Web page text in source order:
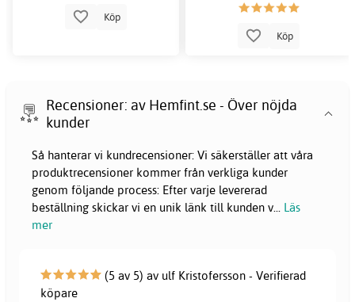
Köp
Köp
Recensioner: av Hemfint.se - Över nöjda
kunder
Så hanterar vi kundrecensioner: Vi säkerställer att våra
produktrecensioner kommer från verkliga kunder
genom följande process: Efter varje levererad
beställning skickar vi en unik länk till kunden v
Läs
mer
(5 av 5) av ulf Kristofersson - Verifierad
köpare